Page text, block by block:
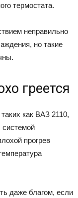
термостата.
неправильно
но такие
греется
как ВАЗ 2110,
системой
прогрев
даже благом, если